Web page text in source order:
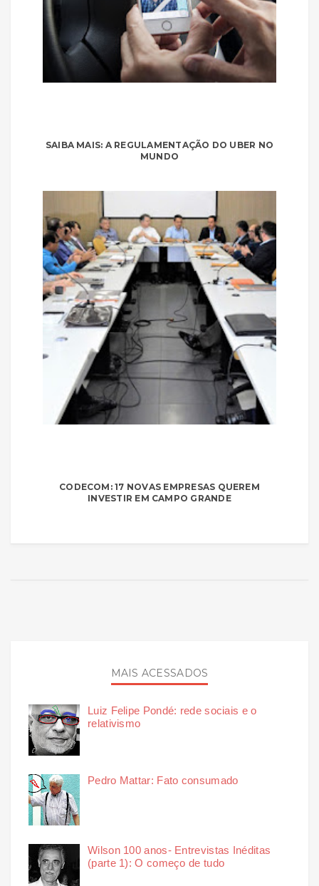
SAIBA MAIS: A REGULAMENTAÇÃO DO UBER NO
MUNDO
CODECOM: 17 NOVAS EMPRESAS QUEREM
INVESTIR EM CAMPO GRANDE
MAIS ACESSADOS
Luiz Felipe Pondé: rede sociais e o
relativismo
Pedro Mattar: Fato consumado
Wilson 100 anos- Entrevistas Inéditas
(parte 1): O começo de tudo